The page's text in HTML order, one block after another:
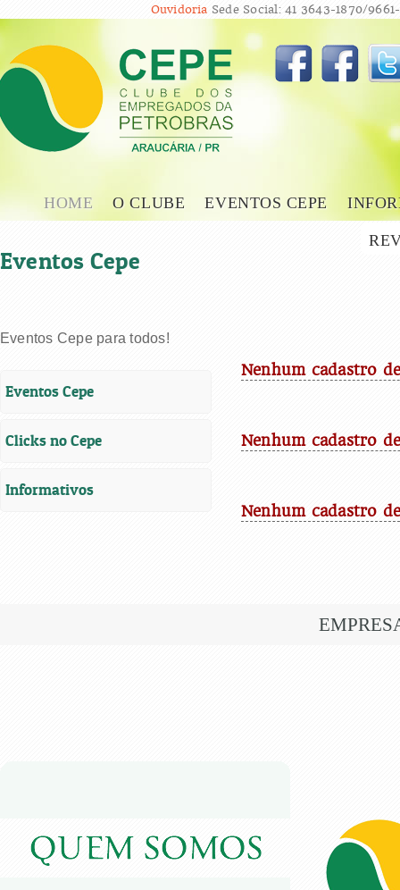
Ouvidoria Sede Social: 41 3643-1870/
HOME O CLUBE EVENTOS CEPE
Eventos Cepe
Eventos Cepe para todos!
Eventos Cepe
Clicks no Cepe
Informativos
Nenhum cadastro
Nenhum cadastro
Nenhum cadastro